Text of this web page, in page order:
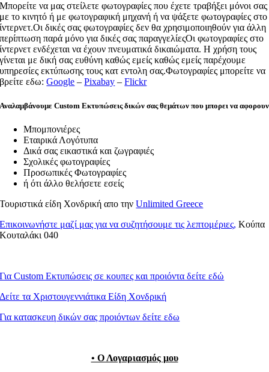
Μπορείτε να μας στείλετε φωτογραφίες που έχετε τραβήξει μόνοι σας
με το κινητό ή με φωτογραφική μηχανή ή να ψάξετε φωτογραφίες στο
ίντερνετ.Οι δικές σας φωτογραφίες δεν θα χρησιμοποιηθούν για άλλη
περίπτωση παρά μόνο για δικές σας παραγγελίεςΟι φωτογραφίες στο
ίντερνετ ενδέχεται να έχουν πνευματικά δικαιώματα. Η χρήση τους
γίνεται με δική σας ευθύνη καθώς εμείς καθώς εμείς παρέχουμε
υπηρεσίες εκτύπωσης τους κατ εντολη σας.Φωτογραφίες μπορείτε να
βρείτε εδω:Google –Pixabay –Flickr
Αναλαμβάνουμε Custom Εκτυπώσεις δικών σας θεμάτων που μπορει να αφορουν
Μπομπονιέρες
Εταιρικά Λογότυπα
Δικά σας εικαστικά και ζωγραφιές
Σχολικές φωτογραφίες
Προσωπικές Φωτογραφίες
ή ότι άλλο θελήσετε εσείς
Τουριστικά είδη Χονδρική απο τηνUnlimited Greece
Επικοινωνήστε μαζί μας για να συζητήσουμε τις λεπτομέριες, Κούπα
Κουταλάκι 040
Για Custom Εκτυπώσεις σε κουπες και προιόντα δείτε εδώ
Δείτε τα Χριστουγεννιάτικα Είδη Χονδρική
Για κατασκευη δικών σας προιόντων δείτε εδω
• Ο Λογαριασμός μου